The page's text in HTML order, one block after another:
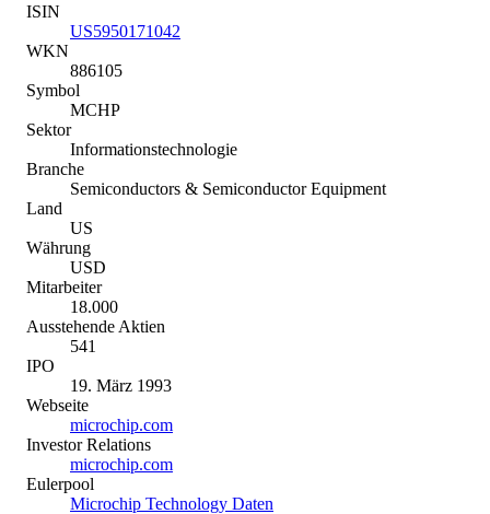
ISIN
US5950171042
WKN
886105
Symbol
MCHP
Sektor
Informationstechnologie
Branche
Semiconductors & Semiconductor Equipment
Land
US
Währung
USD
Mitarbeiter
18.000
Ausstehende Aktien
541
IPO
19. März 1993
Webseite
microchip.com
Investor Relations
microchip.com
Eulerpool
Microchip Technology Daten